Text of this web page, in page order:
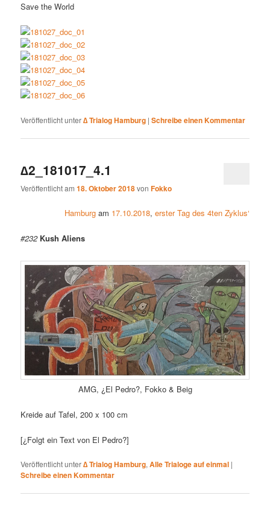
Save the World
Veröffentlicht unter∆ Trialog Hamburg |Schreibe einen Kommentar
∆2_181017_4.1
Veröffentlicht am18. Oktober 2018vonFokko
Hamburgam 17.10.2018, erster Tag des 4ten Zyklus‘
#232 Kush Aliens
AMG, ¿El Pedro?, Fokko & Beig
Kreide auf Tafel, 200 x 100 cm
[¿Folgt ein Text von El Pedro?]
Veröffentlicht unter∆ Trialog Hamburg,Alle Trialoge auf einmal |
Schreibe einen Kommentar